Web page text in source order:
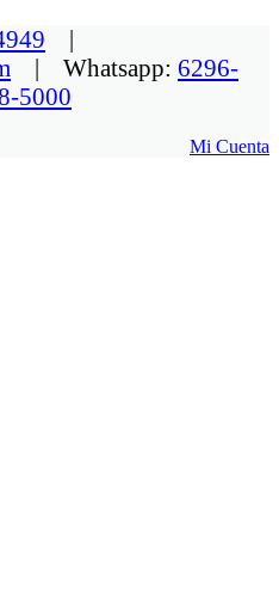
|
| Whatsapp: 6296-
5000
Mi Cuenta